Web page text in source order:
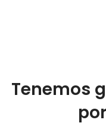
Tenemos